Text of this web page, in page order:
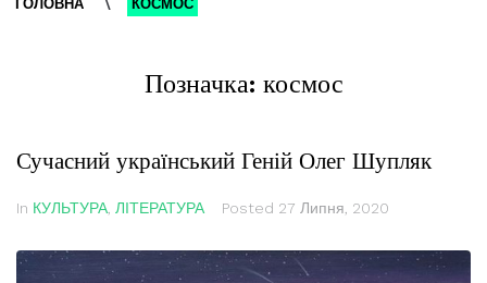
ГОЛОВНА \ КОСМОС
Позначка: космос
Сучасний український Геній Олег Шупляк
In КУЛЬТУРА ЛІТЕРАТУРА Posted 27 Липня, 2020